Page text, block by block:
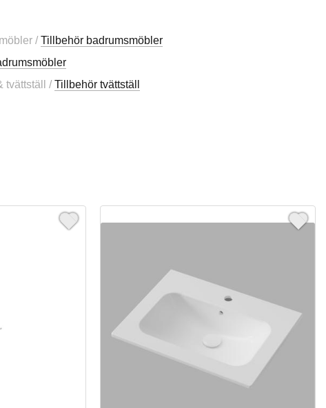
/Tillbehör badrumsmöbler
tvättställ /Tillbehör tvättställ